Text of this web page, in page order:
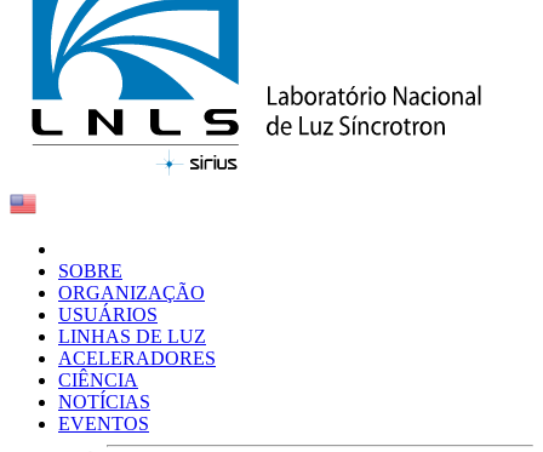
SOBRE
ORGANIZAÇÃO
USUÁRIOS
LINHAS DE LUZ
ACELERADORES
CIÊNCIA
NOTÍCIAS
EVENTOS